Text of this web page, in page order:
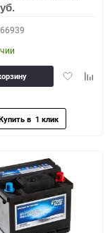
Добавить